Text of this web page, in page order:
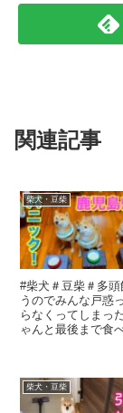
関連記事
柴犬・豆柴
#柴犬＃豆柴＃多
うのでみんな戸惑
らなくってしまっ
ゃんと最後まで食
柴犬・豆柴